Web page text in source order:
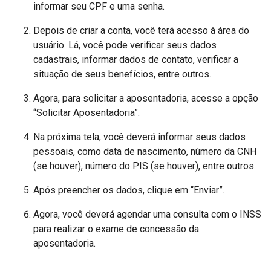
informar seu CPF e uma senha.
Depois de criar a conta, você terá acesso à área do
usuário. Lá, você pode verificar seus dados
cadastrais, informar dados de contato, verificar a
situação de seus benefícios, entre outros.
Agora, para solicitar a aposentadoria, acesse a opção
“Solicitar Aposentadoria”.
Na próxima tela, você deverá informar seus dados
pessoais, como data de nascimento, número da CNH
(se houver), número do PIS (se houver), entre outros.
Após preencher os dados, clique em “Enviar”.
Agora, você deverá agendar uma consulta com o INSS
para realizar o exame de concessão da
aposentadoria.